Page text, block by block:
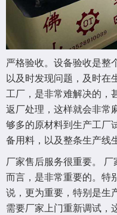
严格验收。设备验收是整
以及时发现问题，及时在
工厂，是非常难解决的，
返厂处理，这样就会非常
够多的原材料到生产工厂
备用料，以及整条生产线
厂家售后服务很重要。
而言，是非常重要的。特
说，更为重要，特别是生
需要厂家上门重新调试，